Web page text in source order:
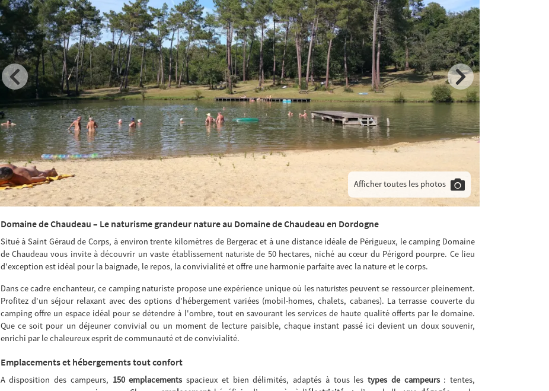
Afficher toutes les photos
Domaine de Chaudeau – Le naturisme grandeur nature au Domaine de Chaudeau en Dordogne
Situé à Saint Géraud de Corps, à environ trente kilomètres de Bergerac et à une distance idéale de Périgueux, le camping Domaine
de Chaudeau vous invite à découvrir un vaste établissement naturistede 50 hectares, niché au cœur du Périgord pourpre. Ce lieu
d'exception est idéal pour la baignade, le repos, la convivialité et offre une harmonie parfaite avec la nature et le corps.
Dans ce cadre enchanteur, ce camping naturiste propose une expérience unique où les naturistes peuvent se ressourcer pleinement.
Profitez d'un séjour relaxant avec des options d'hébergement variées (mobil-homes, chalets, cabanes). La terrasse couverte du
camping offre un espace idéal pour se détendre à l'ombre, tout en savourant les services de haute qualité offerts par le domaine.
Que ce soit pour un déjeuner convivial ou un moment de lecture paisible, chaque instant passé ici devient un doux souvenir,
enrichi par le chaleureux esprit de communauté et de convivialité.
Emplacements et hébergements tout confort
A disposition des campeurs, 150 emplacements spacieux et bien délimités, adaptés à tous les types de campeurs: tentes,